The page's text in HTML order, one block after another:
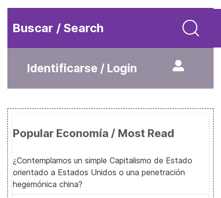
Buscar / Search
Identificarse / Login
Popular Economía / Most Read
¿Contemplamos un simple Capitalismo de Estado
orientado a Estados Unidos o una penetración
hegemónica china?